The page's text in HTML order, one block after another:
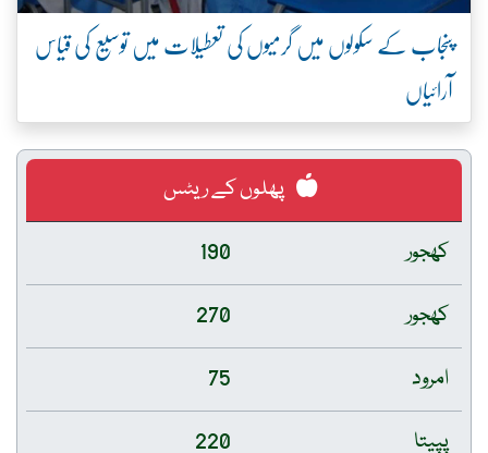
پنجاب کے سکولوں میں گرمیوں کی تعطیلات میں توسیع کی قیاس
آرائیاں
پھلوں کے ریٹس
کھجور
190
کھجور
270
امرود
75
پپیتا
220